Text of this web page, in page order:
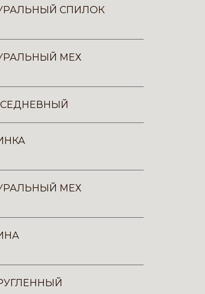
СПИЛОК
МЕХ
МЕХ